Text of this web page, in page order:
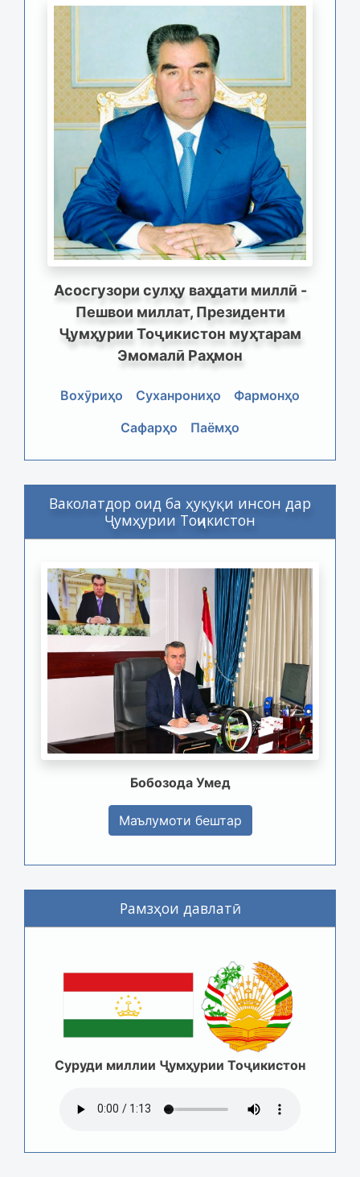
Асосгузори сулҳу ваҳдати миллӣ -
Пешвои миллат, Президенти
Ҷумҳурии Тоҷикистон муҳтарам
Эмомалӣ Раҳмон
Вохӯриҳо Суханрониҳо
Фармонҳо
Сафарҳо
Паёмҳо
Ваколатдор оид ба ҳуқуқи инсон дар
Ҷумҳурии Тоҷикистон
Бобозода Умед
Маълумоти бештар
Рамзҳои давлатӣ
Суруди миллии Ҷумҳурии Тоҷикистон